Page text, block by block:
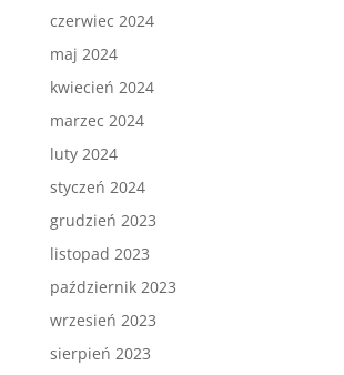
czerwiec 2024
maj 2024
kwiecień 2024
marzec 2024
luty 2024
styczeń 2024
grudzień 2023
listopad 2023
październik 2023
wrzesień 2023
sierpień 2023